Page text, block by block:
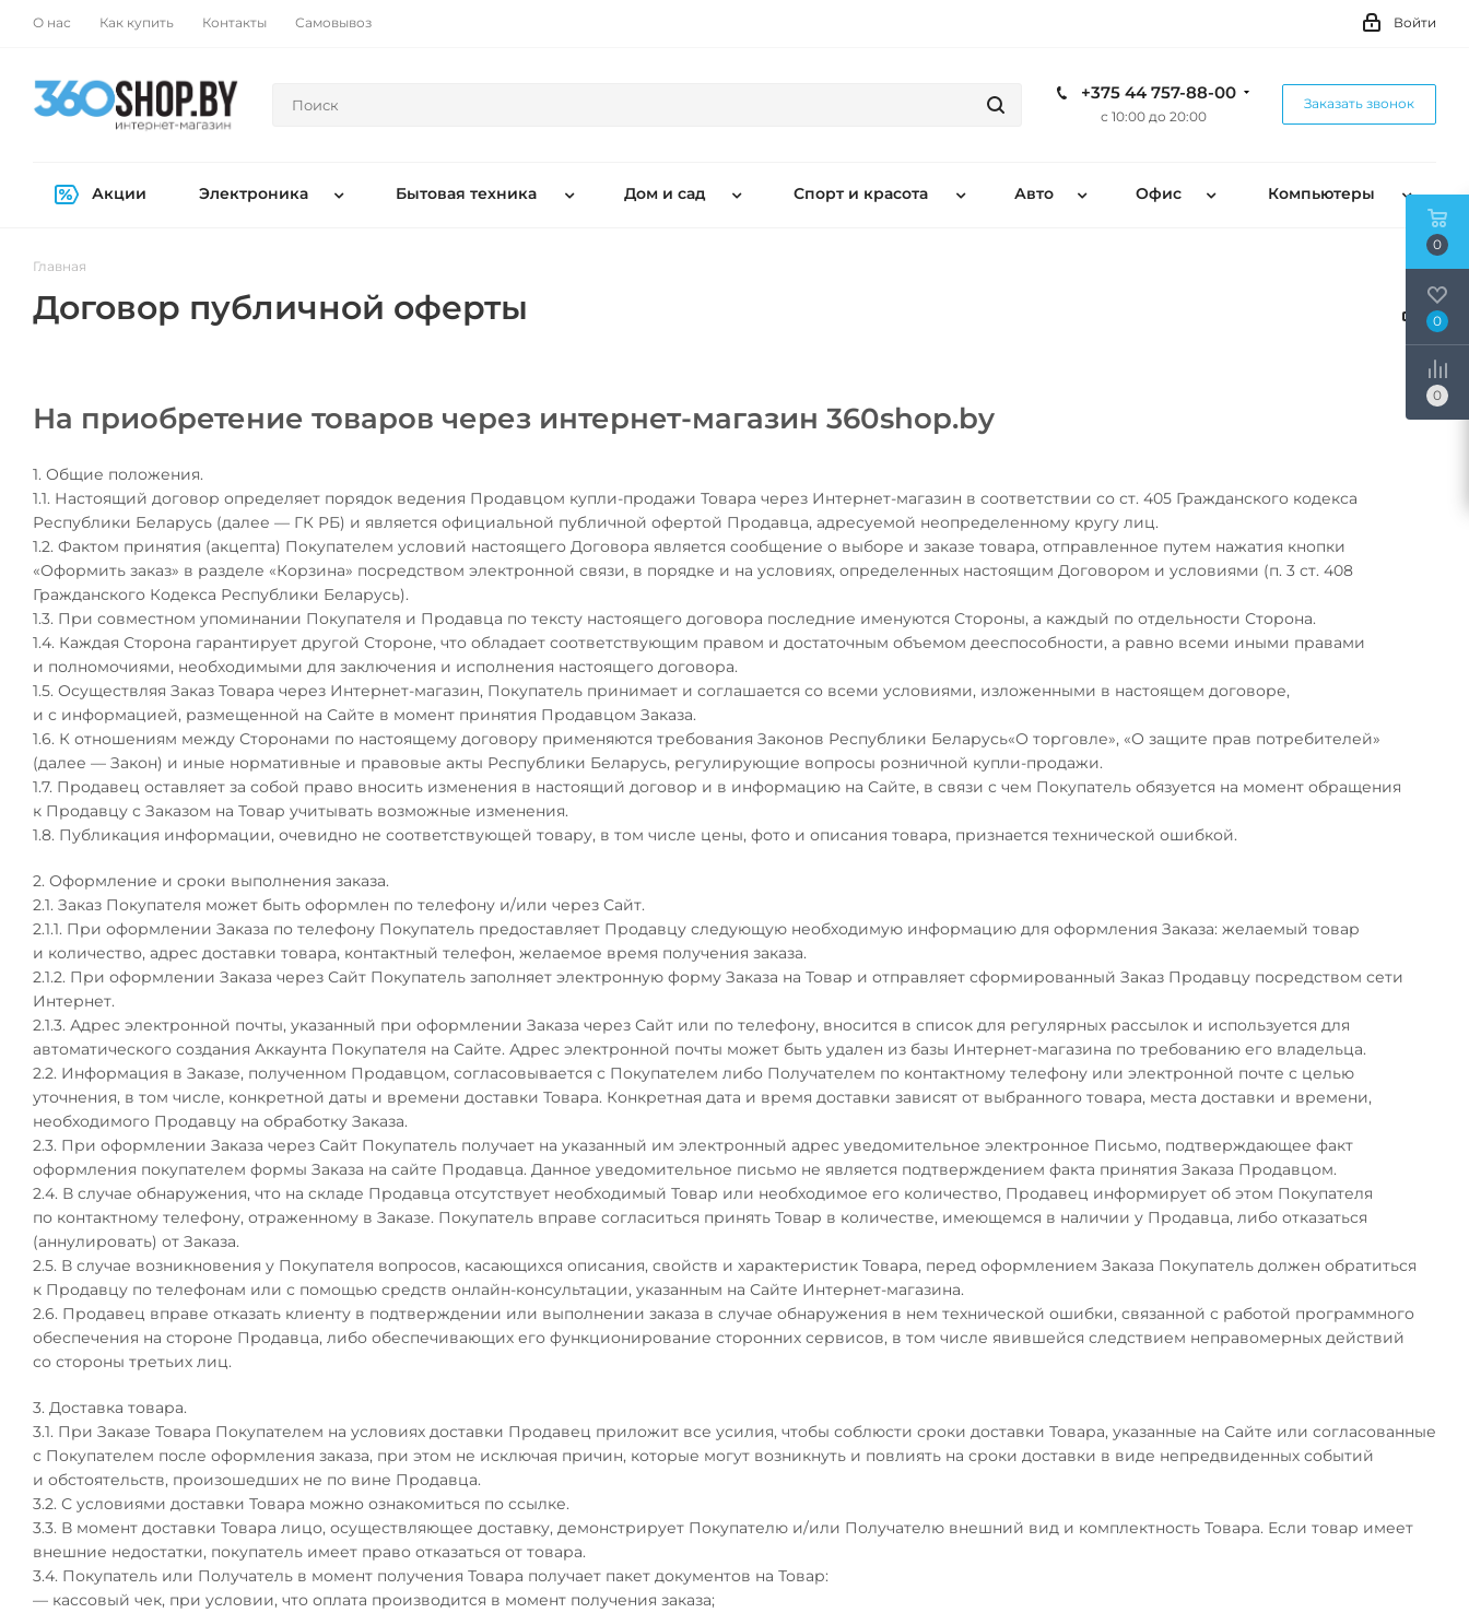
О нас Как купить Контакты Самовывоз Войти
+375 44 757-88-00
с 10:00 до 20:00
Заказать звонок
Акции Электроника Бытовая техника Дом и сад Спорт и красота Авто Офис Компьютеры
Главная
Договор публичной оферты
На приобретение товаров через интернет-магазин 360shop.by
1. Общие положения.
1.1. Настоящий договор определяет порядок ведения Продавцом купли-продажи Товара через Интернет-магазин в соответствии со ст. 405 Гражданского кодекса
Республики Беларусь (далее — ГК РБ) и является официальной публичной офертой Продавца, адресуемой неопределенному кругу лиц.
1.2. Фактом принятия (акцепта) Покупателем условий настоящего Договора является сообщение о выборе и заказе товара, отправленное путем нажатия кнопки
«Оформить заказ» в разделе «Корзина» посредством электронной связи, в порядке и на условиях, определенных настоящим Договором и условиями (п. 3 ст. 408
Гражданского Кодекса Республики Беларусь).
1.3. При совместном упоминании Покупателя и Продавца по тексту настоящего договора последние именуются Стороны, а каждый по отдельности Сторона.
1.4. Каждая Сторона гарантирует другой Стороне, что обладает соответствующим правом и достаточным объемом дееспособности, а равно всеми иными правами
и полномочиями, необходимыми для заключения и исполнения настоящего договора.
1.5. Осуществляя Заказ Товара через Интернет-магазин, Покупатель принимает и соглашается со всеми условиями, изложенными в настоящем договоре,
и с информацией, размещенной на Сайте в момент принятия Продавцом Заказа.
1.6. К отношениям между Сторонами по настоящему договору применяются требования Законов Республики Беларусь«О торговле», «О защите прав потребителей»
(далее — Закон) и иные нормативные и правовые акты Республики Беларусь, регулирующие вопросы розничной купли-продажи.
1.7. Продавец оставляет за собой право вносить изменения в настоящий договор и в информацию на Сайте, в связи с чем Покупатель обязуется на момент обращения
к Продавцу с Заказом на Товар учитывать возможные изменения.
1.8. Публикация информации, очевидно не соответствующей товару, в том числе цены, фото и описания товара, признается технической ошибкой.
2. Оформление и сроки выполнения заказа.
2.1. Заказ Покупателя может быть оформлен по телефону и/или через Сайт.
2.1.1. При оформлении Заказа по телефону Покупатель предоставляет Продавцу следующую необходимую информацию для оформления Заказа: желаемый товар
и количество, адрес доставки товара, контактный телефон, желаемое время получения заказа.
2.1.2. При оформлении Заказа через Сайт Покупатель заполняет электронную форму Заказа на Товар и отправляет сформированный Заказ Продавцу посредством сети
Интернет.
2.1.3. Адрес электронной почты, указанный при оформлении Заказа через Сайт или по телефону, вносится в список для регулярных рассылок и используется для
автоматического создания Аккаунта Покупателя на Сайте. Адрес электронной почты может быть удален из базы Интернет-магазина по требованию его владельца.
2.2. Информация в Заказе, полученном Продавцом, согласовывается с Покупателем либо Получателем по контактному телефону или электронной почте с целью
уточнения, в том числе, конкретной даты и времени доставки Товара. Конкретная дата и время доставки зависят от выбранного товара, места доставки и времени,
необходимого Продавцу на обработку Заказа.
2.3. При оформлении Заказа через Сайт Покупатель получает на указанный им электронный адрес уведомительное электронное Письмо, подтверждающее факт
оформления покупателем формы Заказа на сайте Продавца. Данное уведомительное письмо не является подтверждением факта принятия Заказа Продавцом.
2.4. В случае обнаружения, что на складе Продавца отсутствует необходимый Товар или необходимое его количество, Продавец информирует об этом Покупателя
по контактному телефону, отраженному в Заказе. Покупатель вправе согласиться принять Товар в количестве, имеющемся в наличии у Продавца, либо отказаться
(аннулировать) от Заказа.
2.5. В случае возникновения у Покупателя вопросов, касающихся описания, свойств и характеристик Товара, перед оформлением Заказа Покупатель должен обратиться
к Продавцу по телефонам или с помощью средств онлайн-консультации, указанным на Сайте Интернет-магазина.
2.6. Продавец вправе отказать клиенту в подтверждении или выполнении заказа в случае обнаружения в нем технической ошибки, связанной с работой программного
обеспечения на стороне Продавца, либо обеспечивающих его функционирование сторонних сервисов, в том числе явившейся следствием неправомерных действий
со стороны третьих лиц.
3. Доставка товара.
3.1. При Заказе Товара Покупателем на условиях доставки Продавец приложит все усилия, чтобы соблюсти сроки доставки Товара, указанные на Сайте или согласованные
с Покупателем после оформления заказа, при этом не исключая причин, которые могут возникнуть и повлиять на сроки доставки в виде непредвиденных событий
и обстоятельств, произошедших не по вине Продавца.
3.2. С условиями доставки Товара можно ознакомиться по ссылке.
3.3. В момент доставки Товара лицо, осуществляющее доставку, демонстрирует Покупателю и/или Получателю внешний вид и комплектность Товара. Если товар имеет
внешние недостатки, покупатель имеет право отказаться от товара.
3.4. Покупатель или Получатель в момент получения Товара получает пакет документов на Товар:
— кассовый чек, при условии, что оплата производится в момент получения заказа;
0
0
0